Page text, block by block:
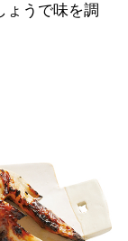
ょうで味を調